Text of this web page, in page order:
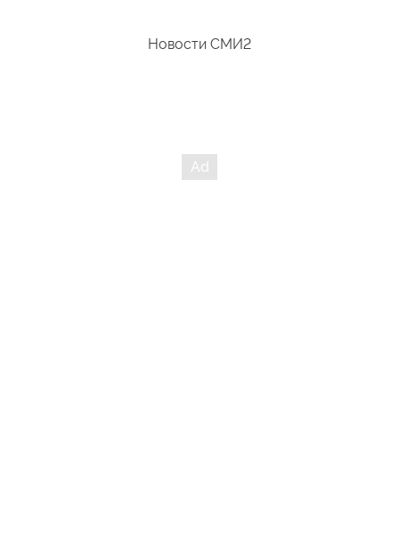
глобуса закрыла, а вторая половина спать не может, всё
Новости СМИ2